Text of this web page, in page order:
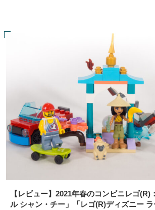
【レビュー】2021年春のコンビニレゴ(R)
ル シャン・チー」「レゴ(R)ディズニー